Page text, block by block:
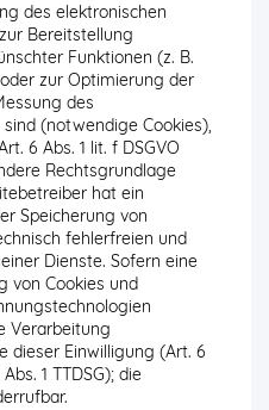
des elektronischen
Bereitstellung
Funktionen (z. B.
zur Optimierung der
des
(notwendige Cookies),
6 Abs. 1 lit. f DSGVO
Rechtsgrundlage
hat ein
Speicherung von
fehlerfreien und
Dienste. Sofern eine
von Cookies und
Verarbeitung
dieser Einwilligung (Art. 6
1 TTDSG); die